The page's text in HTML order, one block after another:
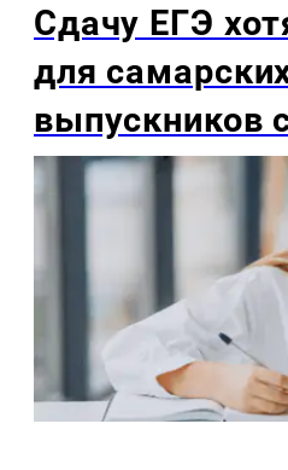
Сдачу ЕГЭ
для
выпускников